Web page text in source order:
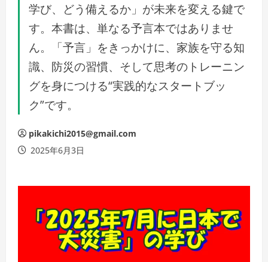
学び、どう備えるか」が未来を変える鍵で
す。本書は、単なる予言本ではありませ
ん。「予言」をきっかけに、家族を守る知
識、防災の習慣、そして思考のトレーニン
グを身につける“実践的なスタートブッ
ク”です。
pikakichi2015@gmail.com
2025年6月3日